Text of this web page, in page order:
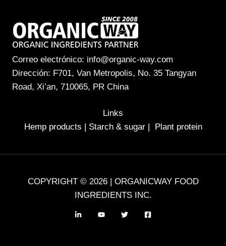
Correo electrónico: info@organic-way.com
Dirección: F701, Van Metropolis, No. 35 Tangyan
Road, Xi’an, 710065, PR China
Links
Hemp products | Starch & sugar| Plant protein
COPYRIGHT © 2026 | ORGANICWAY FOOD
INGREDIENTS INC.